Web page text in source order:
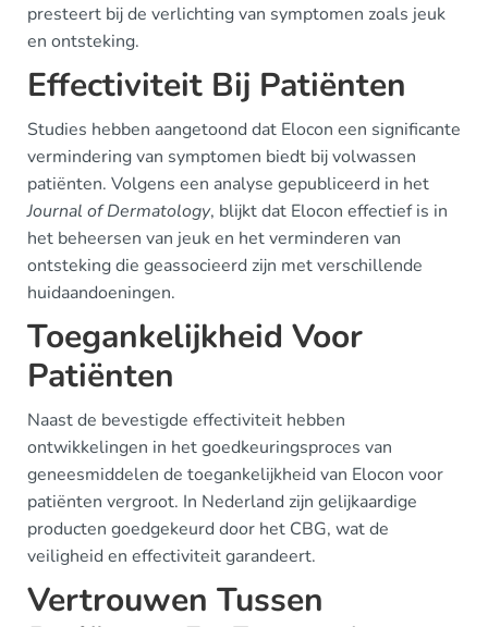
presteert bij de verlichting van symptomen zoals jeuk
en ontsteking.
Effectiviteit Bij Patiënten
Studies hebben aangetoond dat Elocon een significante
vermindering van symptomen biedt bij volwassen
patiënten. Volgens een analyse gepubliceerd in het
Journal of Dermatology, blijkt dat Elocon effectief is in
het beheersen van jeuk en het verminderen van
ontsteking die geassocieerd zijn met verschillende
huidaandoeningen.
Toegankelijkheid Voor
Patiënten
Naast de bevestigde effectiviteit hebben
ontwikkelingen in het goedkeuringsproces van
geneesmiddelen de toegankelijkheid van Elocon voor
patiënten vergroot. In Nederland zijn gelijkaardige
producten goedgekeurd door het CBG, wat de
veiligheid en effectiviteit garandeert.
Vertrouwen Tussen